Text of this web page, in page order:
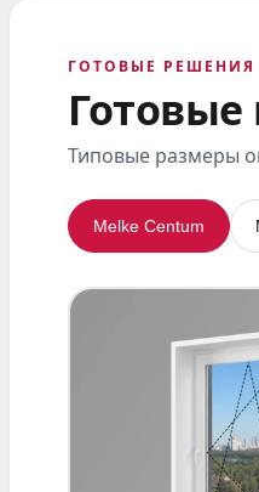
ГОТОВЫЕ РЕШЕНИЯ
Типовые размеры
Melke Centum